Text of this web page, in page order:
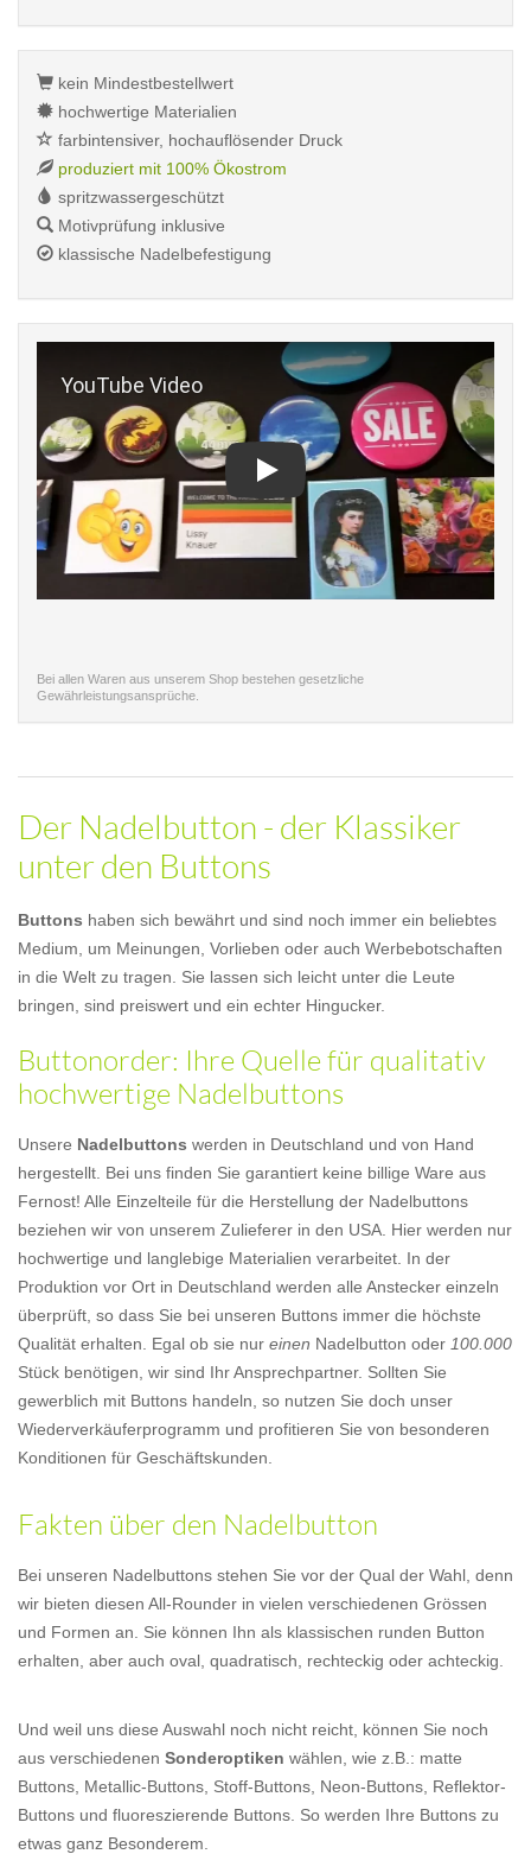
kein Mindestbestellwert
hochwertige Materialien
farbintensiver, hochauflösender Druck
produziert mit 100% Ökostrom
spritzwassergeschützt
Motivprüfung inklusive
klassische Nadelbefestigung
Bei allen Waren aus unserem Shop bestehen gesetzliche
Gewährleistungsansprüche.
Der Nadelbutton - der Klassiker
unter den Buttons
Buttons haben sich bewährt und sind noch immer ein beliebtes
Medium, um Meinungen, Vorlieben oder auch Werbebotschaften
in die Welt zu tragen. Sie lassen sich leicht unter die Leute
bringen, sind preiswert und ein echter Hingucker.
Buttonorder: Ihre Quelle für qualitativ
hochwertige Nadelbuttons
Unsere Nadelbuttons werden in Deutschland und von Hand
hergestellt. Bei uns finden Sie garantiert keine billige Ware aus
Fernost! Alle Einzelteile für die Herstellung der Nadelbuttons
beziehen wir von unserem Zulieferer in den USA. Hier werden nur
hochwertige und langlebige Materialien verarbeitet. In der
Produktion vor Ort in Deutschland werden alle Anstecker einzeln
überprüft, so dass Sie bei unseren Buttons immer die höchste
Qualität erhalten. Egal ob sie nur einen Nadelbutton oder 100.000
Stück benötigen, wir sind Ihr Ansprechpartner. Sollten Sie
gewerblich mit Buttons handeln, so nutzen Sie doch unser
Wiederverkäuferprogramm und profitieren Sie von besonderen
Konditionen für Geschäftskunden.
Fakten über den Nadelbutton
Bei unseren Nadelbuttons stehen Sie vor der Qual der Wahl, denn
wir bieten diesen All-Rounder in vielen verschiedenen Grössen
und Formen an. Sie können Ihn als klassischen runden Button
erhalten, aber auch oval, quadratisch, rechteckig oder achteckig.
Und weil uns diese Auswahl noch nicht reicht, können Sie noch
aus verschiedenen Sonderoptiken wählen, wie z.B.: matte
Buttons, Metallic-Buttons, Stoff-Buttons, Neon-Buttons, Reflektor-
Buttons und fluoreszierende Buttons. So werden Ihre Buttons zu
etwas ganz Besonderem.